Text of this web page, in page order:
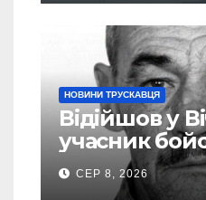
НОВИНИ ТРУСКАВЦЯ
Відійшов у
учасник
Василь
Станилі
СЕР 8, 2026